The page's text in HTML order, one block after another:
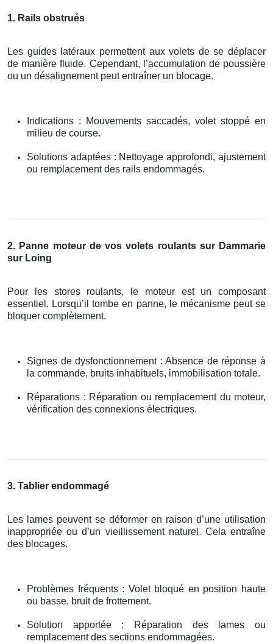
1. Rails obstrués
Les guides latéraux permettent aux volets de se déplacer
de manière fluide. Cependant, l’accumulation de poussière
ou un désalignement peut entraîner un blocage.
Indications : Mouvements saccadés, volet stoppé en
milieu de course.
Solutions adaptées : Nettoyage approfondi, ajustement
ou remplacement des rails endommagés.
2. Panne moteur de vos volets roulants sur Dammarie
sur Loing
Pour les stores roulants, le moteur est un composant
essentiel. Lorsqu’il tombe en panne, le mécanisme peut se
bloquer complètement.
Signes de dysfonctionnement : Absence de réponse à
la commande, bruits inhabituels, immobilisation totale.
Réparations : Réparation ou remplacement du moteur,
vérification des connexions électriques.
3. Tablier endommagé
Les lames peuvent se déformer en raison d’une utilisation
inappropriée ou d’un vieillissement naturel. Cela entraîne
des blocages.
Problèmes fréquents : Volet bloqué en position haute
ou basse, bruit de frottement.
Solution apportée : Réparation des lames ou
remplacement des sections endommagées.